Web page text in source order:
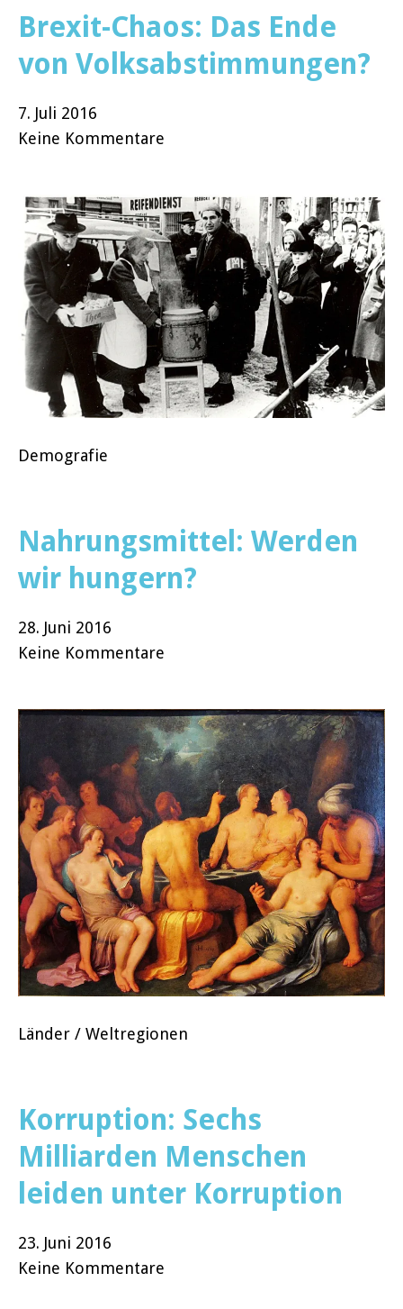
Brexit-Chaos: Das Ende
von Volksabstimmungen?
7. Juli 2016
Keine Kommentare
Demografie
Nahrungsmittel: Werden
wir hungern?
28. Juni 2016
Keine Kommentare
Länder / Weltregionen
Korruption: Sechs
Milliarden Menschen
leiden unter Korruption
23. Juni 2016
Keine Kommentare